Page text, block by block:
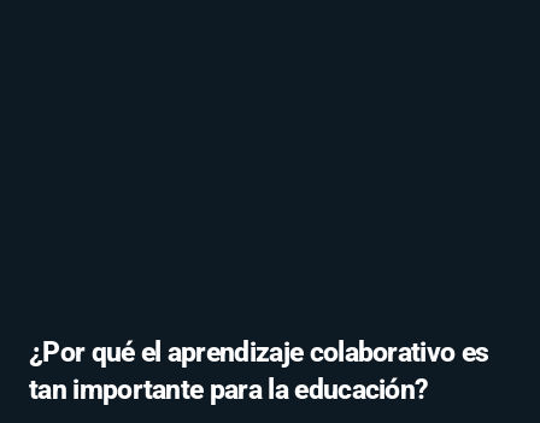
¿Por qué el aprendizaje colaborativo es
tan importante para la educación?